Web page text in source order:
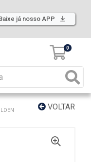
já nosso APP
0
VOLTAR